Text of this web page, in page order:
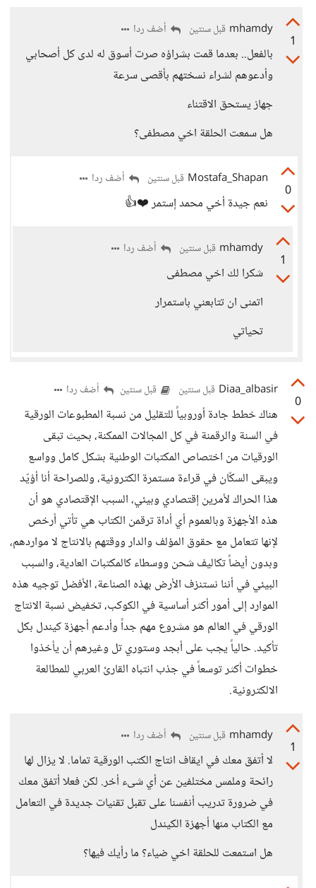
1
mhamdy قبل سنتين أضف ردا
بالفعل.. بعدما قمت بشراؤه صرت أسوق له لدى كل أصحابي
وأدعوهم لشراء نسختهم بأقصى سرعة
جهاز يستحق الاقتناء
هل سمعت الحلقة اخي مصطفى؟
0
Mostafa_Shapan قبل سنتين أضف ردا
نعم جيدة أخي محمد إستمر ❤️👍
1
mhamdy قبل سنتين أضف ردا
شكرا لك اخي مصطفى
اتمنى ان تتابعني باستمرار
تحياتي
0
Diaa_albasir قبل سنتين قبل سنتين أضف ردا
هناك خطط جادة أوروبياً للتقليل من نسبة المطبوعات الورقية
في السنة والرقمنة في كل المجالات الممكنة، بحيث تبقى
الورقيات من اختصاص المكتبات الوطنية بشكل كامل وواسع
ويبقى السكّان في قراءة مستمرة الكترونية، وللصراحة أنا أؤيّد
هذا الحراك لأمرين إقتصادي وبيئي، السبب الإقتصادي هو أن
هذه الأجهزة وبالعموم أي أداة ترقمن الكتاب هي تأتي أرخص
لإنها تتعامل مع حقوق المؤلف والدار ووقتهم بالانتاج لا مواردهم،
وبدون أيضاً تكاليف شحن ووسطاء كالمكتبات العادية، والسبب
البيئي في أننا نستنزف الأرض بهذه الصناعة، الأفضل توجيه هذه
الموارد إلى أمور أكثر أساسية في الكوكب، تخفيض نسبة الانتاج
الورقي في العالم هو مشروع مهم جداً وأدعم أجهزة كيندل بكل
تأكيد. حالياً يجب على أبجد وستوري تل وغيرهم أن يأخذوا
خطوات أكثر توسعاً في جذب انتباه القارئ العربي للمطالعة
الالكترونية.
1
mhamdy قبل سنتين أضف ردا
لا أتفق معك في ايقاف انتاج الكتب الورقية تماما. لا يزال لها
رائحة وملمس مختلفين عن أي شىء أخر. لكن فعلا أتفق معك
في ضرورة تدريب أنفسنا على تقبل تقنيات جديدة في التعامل
مع الكتاب منها أجهزة الكيندل
هل استمعت للحلقة اخي ضياء؟ ما رأيك فيها؟